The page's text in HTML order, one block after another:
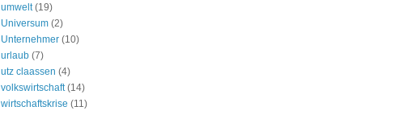
umwelt (19)
Universum (2)
Unternehmer (10)
urlaub (7)
utz claassen (4)
volkswirtschaft (14)
wirtschaftskrise (11)